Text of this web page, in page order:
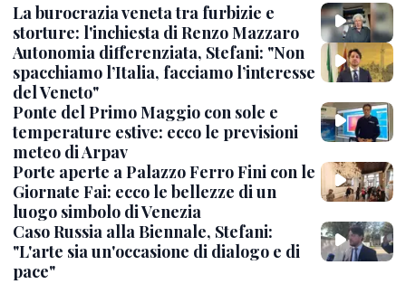
La burocrazia veneta tra furbizie e
storture: l'inchiesta di Renzo Mazzaro
Autonomia differenziata, Stefani: "Non
spacchiamo l’Italia, facciamo l’interesse
del Veneto"
Ponte del Primo Maggio con sole e
temperature estive: ecco le previsioni
meteo di Arpav
Porte aperte a Palazzo Ferro Fini con le
Giornate Fai: ecco le bellezze di un
luogo simbolo di Venezia
Caso Russia alla Biennale, Stefani:
"L'arte sia un'occasione di dialogo e di
pace"